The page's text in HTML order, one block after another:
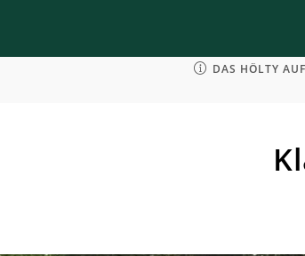
DAS HÖLTY